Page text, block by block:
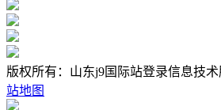
版权所有：山东j9国际站登录信息技术
站地图